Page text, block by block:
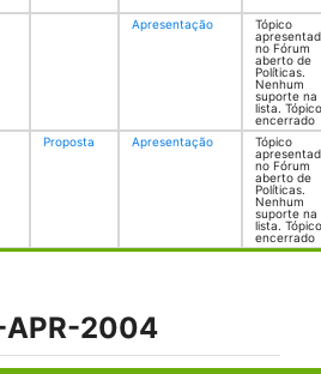
Apresentação
Tópico
no Fórum
aberto de
Políticas.
Nenhum
suporte na
lista. Tópico
encerrado
Proposta Apresentação
Tópico
no Fórum
aberto de
Políticas.
Nenhum
suporte na
lista. Tópico
encerrado
APR-2004